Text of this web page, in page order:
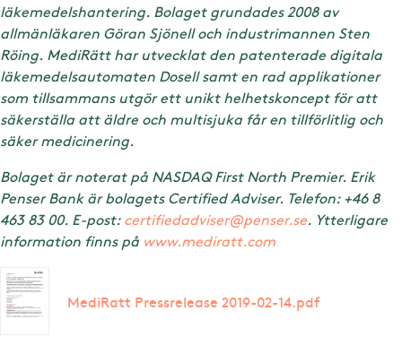
läkemedelshantering. Bolaget grundades 2008 av
allmänläkaren Göran Sjönell och industrimannen Sten
Röing. MediRätt har utvecklat den patenterade digitala
läkemedelsautomaten Dosell samt en rad applikationer
som tillsammans utgör ett unikt helhetskoncept för att
säkerställa att äldre och multisjuka får en tillförlitlig och
säker medicinering.
Bolaget är noterat på NASDAQ First North Premier. Erik
Penser Bank är bolagets Certified Adviser. Telefon: +46 8
463 83 00. E-post:certifiedadviser@penser.se. Ytterligare
information finns på www.mediratt.com
MediRatt Pressrelease 2019-02-14.pdf